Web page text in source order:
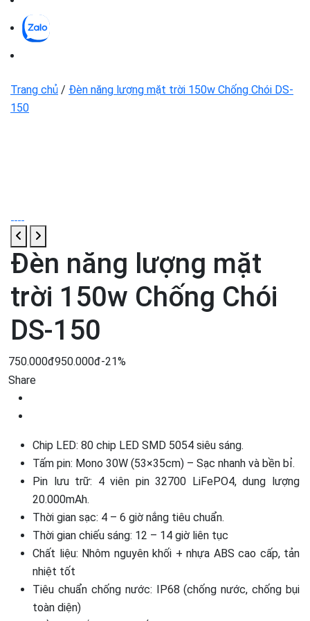
Trang chủ / Đèn năng lượng mặt trời 150w Chống Chói DS-
150
Đèn năng lượng mặt
trời 150w Chống Chói
DS-150
750.000đ950.000đ-21%
Share
Chip LED: 80 chip LED SMD 5054 siêu sáng.
Tấm pin: Mono 30W (53×35cm) – Sạc nhanh và bền bỉ.
Pin lưu trữ: 4 viên pin 32700 LiFePO4, dung lượng
20.000mAh.
Thời gian sạc: 4 – 6 giờ nắng tiêu chuẩn.
Thời gian chiếu sáng: 12 – 14 giờ liên tục
Chất liệu: Nhôm nguyên khối + nhựa ABS cao cấp, tản
nhiệt tốt
Tiêu chuẩn chống nước: IP68 (chống nước, chống bụi
toàn diện)